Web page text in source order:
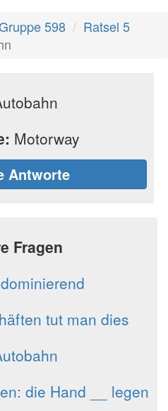
598
Ratsel 5
Motorway
Antworte
Fragen
tut man dies
die Hand __ legen